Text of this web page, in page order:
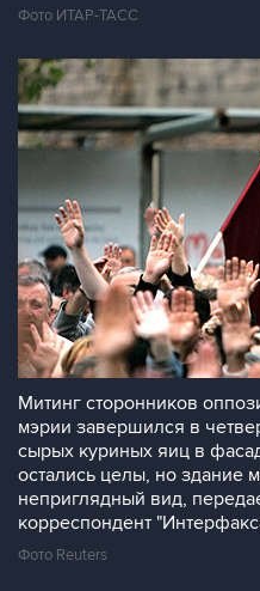
Фото ИТАР-ТАСС
Митинг сторонников
мэрии завершился в
сырых куриных яиц в
остались целы, но здание
неприглядный вид,
корреспондент
Фото Reuters